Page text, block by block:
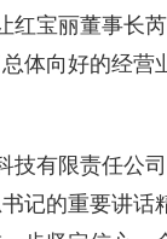
宝丽董事长芮
体向好的经
有限责任公司
记的重要讲